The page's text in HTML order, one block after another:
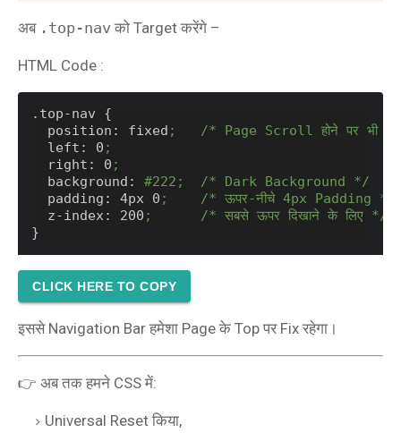
अब .top-nav को Target करेंगे –
HTML Code :
.top-nav {
position: fixed ;   /* Page Scroll होने पर भी
left: 0 ;
right: 0 ;
background: #222;  /* Dark Background */
padding: 4px 0 ;    /* ऊपर-नीचे 4px Padding */
z-index: 200 ;      /* सबसे ऊपर दिखाने के लिए */
}
CLICK HERE TO COPY
इससे Navigation Bar हमेशा Page के Top पर Fix रहेगा।
👉 अब तक हमने CSS में:
Universal Reset किया,